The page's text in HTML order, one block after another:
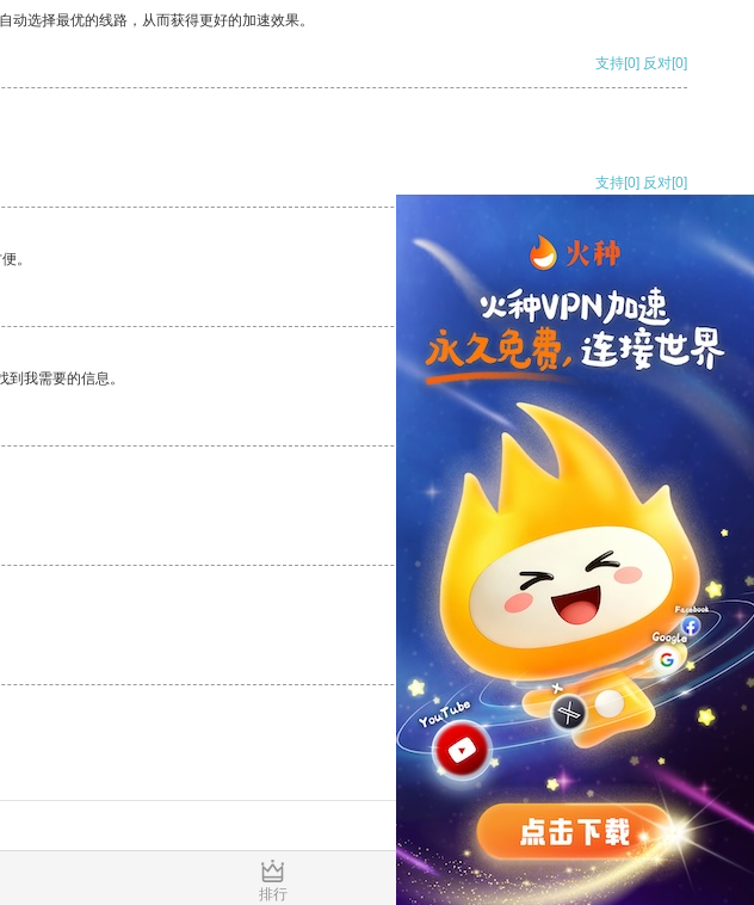
选择最优的线路，从而获得更好的加速效果。
支持[0] 反对[0]
支持[0] 反对[0]
。
支持[0] 反对
我需要的信息。
支持
反对 [0]
支持[0] 反对[0]
排行 推荐